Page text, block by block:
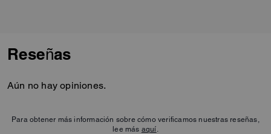
Reseñas
Aún no hay opiniones.
Para obtener más información sobre cómo verificamos nuestras reseñas,
lee más aquí.